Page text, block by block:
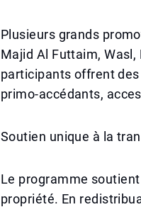
Plusieurs grands
Majid Al Futtaim,
participants offrent
primo-accédants,
Soutien unique à la
Le programme
propriété. En